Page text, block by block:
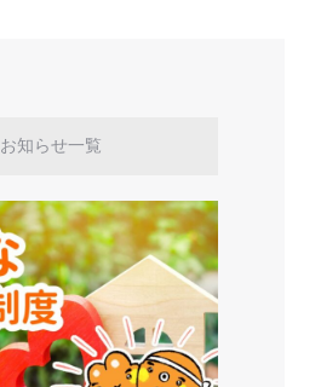
お知らせ一覧